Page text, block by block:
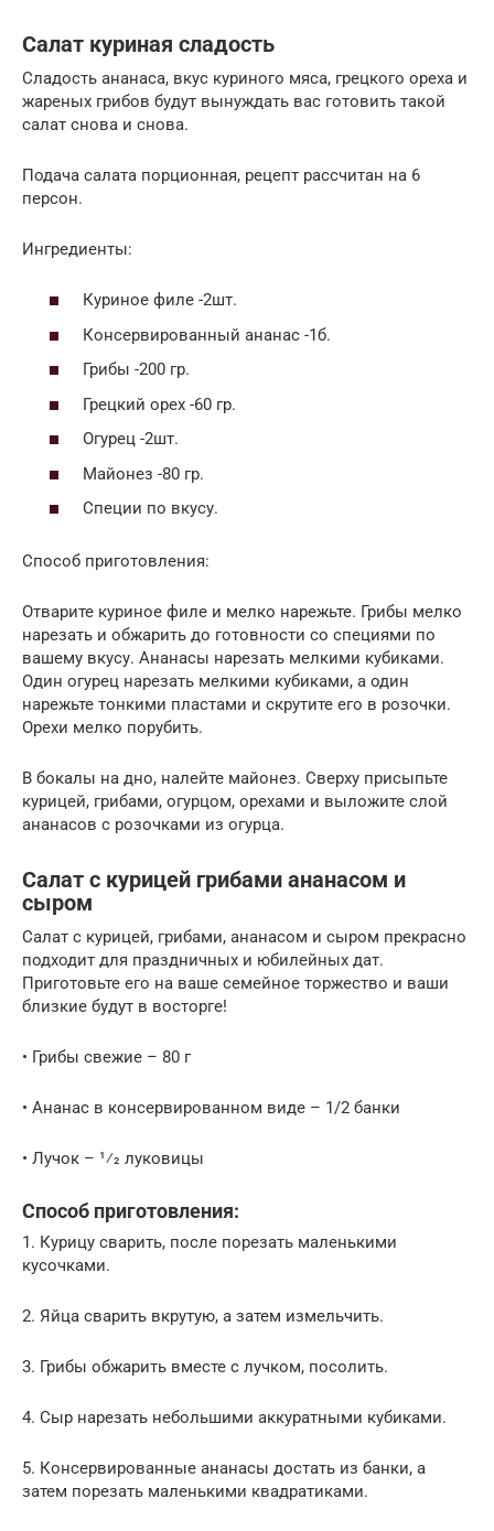
Салат куриная сладость
Сладость ананаса, вкус куриного мяса, грецкого ореха и
жареных грибов будут вынуждать вас готовить такой
салат снова и снова.
Подача салата порционная, рецепт рассчитан на 6
персон.
Ингредиенты:
Куриное филе -2шт.
Консервированный ананас -1б.
Грибы -200 гр.
Грецкий орех -60 гр.
Огурец -2шт.
Майонез -80 гр.
Специи по вкусу.
Способ приготовления:
Отварите куриное филе и мелко нарежьте. Грибы мелко
нарезать и обжарить до готовности со специями по
вашему вкусу. Ананасы нарезать мелкими кубиками.
Один огурец нарезать мелкими кубиками, а один
нарежьте тонкими пластами и скрутите его в розочки.
Орехи мелко порубить.
В бокалы на дно, налейте майонез. Сверху присыпьте
курицей, грибами, огурцом, орехами и выложите слой
ананасов с розочками из огурца.
Салат с курицей грибами ананасом и
сыром
Салат с курицей, грибами, ананасом и сыром прекрасно
подходит для праздничных и юбилейных дат.
Приготовьте его на ваше семейное торжество и ваши
близкие будут в восторге!
• Грибы свежие – 80 г
• Ананас в консервированном виде – 1/2 банки
• Лучок – 1⁄2 луковицы
Способ приготовления:
1. Курицу сварить, после порезать маленькими
кусочками.
2. Яйца сварить вкрутую, а затем измельчить.
3. Грибы обжарить вместе с лучком, посолить.
4. Сыр нарезать небольшими аккуратными кубиками.
5. Консервированные ананасы достать из банки, а
затем порезать маленькими квадратиками.